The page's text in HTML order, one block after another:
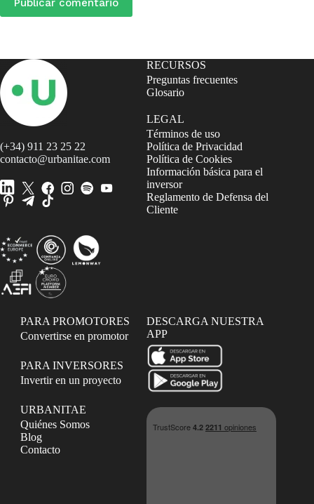
Publicar comentário
(+34) 911 23 25 22
contacto@urbanitae.com
RECURSOS
Preguntas frecuentes
Glosario
LEGAL
Términos de uso
Política de Privacidad
Política de Cookies
Información básica para el
inversor
Reglamento de Defensa del
Cliente
PARA PROMOTORES
Convertirse en promotor
PARA INVERSORES
Invertir en un proyecto
URBANITAE
Quiénes Somos
Blog
Contacto
DESCARGA NUESTRA
APP